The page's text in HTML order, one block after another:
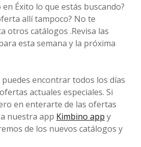
Éxito lo que estás buscando?
allí tampoco? No te
otros catálogos .Revisa las
esta semana y la próxima
puedes encontrar todos los días
actuales especiales. Si
en enterarte de las ofertas
nuestra app Kimbino app y
de los nuevos catálogos y